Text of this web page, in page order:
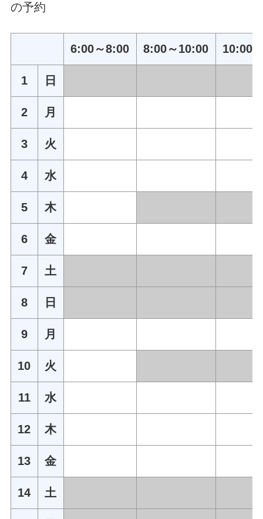
の予約
6:00～8:00 8:00～10:00 10:00
1 日
2 月
3 火
4 水
5 木
6 金
7 土
8 日
9 月
10 火
11 水
12 木
13 金
14 土